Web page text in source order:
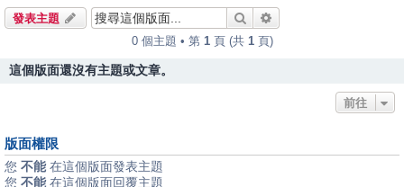
發表主題 搜尋
0 個主題 • 第 1頁 (共 1頁)
這個版面還沒有主題或文章。
前往
版面權限
您 不能在這個版面發表主題
您 不能在這個版面回覆主題